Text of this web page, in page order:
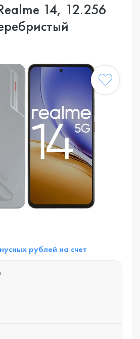
14, 12.256
рублей на счет